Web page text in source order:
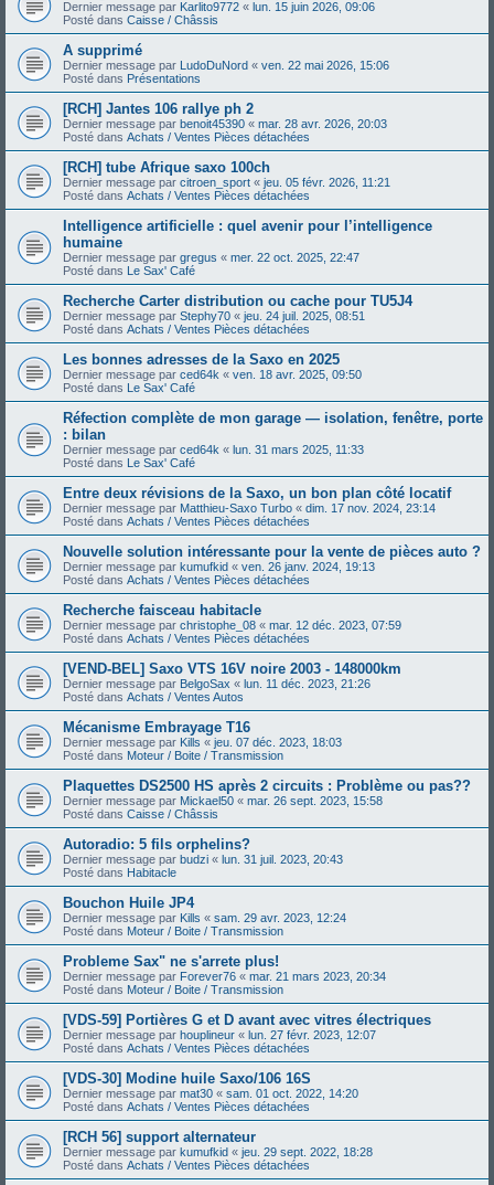
Dernier message par Karlito9772 « lun. 15 juin 2026, 09:06
Posté dans Caisse / Châssis
A supprimé
Dernier message par LudoDuNord « ven. 22 mai 2026, 15:06
Posté dans Présentations
[RCH] Jantes 106 rallye ph 2
Dernier message par benoit45390 « mar. 28 avr. 2026, 20:03
Posté dans Achats / Ventes Pièces détachées
[RCH] tube Afrique saxo 100ch
Dernier message par citroen_sport « jeu. 05 févr. 2026, 11:21
Posté dans Achats / Ventes Pièces détachées
Intelligence artificielle : quel avenir pour l’intelligence
humaine
Dernier message par gregus « mer. 22 oct. 2025, 22:47
Posté dans Le Sax' Café
Recherche Carter distribution ou cache pour TU5J4
Dernier message par Stephy70 « jeu. 24 juil. 2025, 08:51
Posté dans Achats / Ventes Pièces détachées
Les bonnes adresses de la Saxo en 2025
Dernier message par ced64k « ven. 18 avr. 2025, 09:50
Posté dans Le Sax' Café
Réfection complète de mon garage — isolation, fenêtre, porte
: bilan
Dernier message par ced64k « lun. 31 mars 2025, 11:33
Posté dans Le Sax' Café
Entre deux révisions de la Saxo, un bon plan côté locatif
Dernier message par Matthieu-Saxo Turbo « dim. 17 nov. 2024, 23:14
Posté dans Achats / Ventes Pièces détachées
Nouvelle solution intéressante pour la vente de pièces auto ?
Dernier message par kumufkid « ven. 26 janv. 2024, 19:13
Posté dans Achats / Ventes Pièces détachées
Recherche faisceau habitacle
Dernier message par christophe_08 « mar. 12 déc. 2023, 07:59
Posté dans Achats / Ventes Pièces détachées
[VEND-BEL] Saxo VTS 16V noire 2003 - 148000km
Dernier message par BelgoSax « lun. 11 déc. 2023, 21:26
Posté dans Achats / Ventes Autos
Mécanisme Embrayage T16
Dernier message par Kills « jeu. 07 déc. 2023, 18:03
Posté dans Moteur / Boite / Transmission
Plaquettes DS2500 HS après 2 circuits : Problème ou pas??
Dernier message par Mickael50 « mar. 26 sept. 2023, 15:58
Posté dans Caisse / Châssis
Autoradio: 5 fils orphelins?
Dernier message par budzi « lun. 31 juil. 2023, 20:43
Posté dans Habitacle
Bouchon Huile JP4
Dernier message par Kills « sam. 29 avr. 2023, 12:24
Posté dans Moteur / Boite / Transmission
Probleme Sax" ne s'arrete plus!
Dernier message par Forever76 « mar. 21 mars 2023, 20:34
Posté dans Moteur / Boite / Transmission
[VDS-59] Portières G et D avant avec vitres électriques
Dernier message par houplineur « lun. 27 févr. 2023, 12:07
Posté dans Achats / Ventes Pièces détachées
[VDS-30] Modine huile Saxo/106 16S
Dernier message par mat30 « sam. 01 oct. 2022, 14:20
Posté dans Achats / Ventes Pièces détachées
[RCH 56] support alternateur
Dernier message par kumufkid « jeu. 29 sept. 2022, 18:28
Posté dans Achats / Ventes Pièces détachées